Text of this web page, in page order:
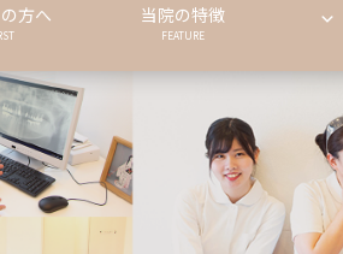
方へ 当院の特徴
FEATURE